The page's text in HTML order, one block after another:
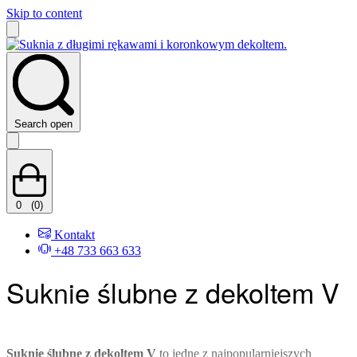
Skip to content
Search open
0 (0)
Kontakt
+48 733 663 633
Suknie ślubne z dekoltem V
Suknie ślubne z dekoltem V to jedne z najpopularniejszych